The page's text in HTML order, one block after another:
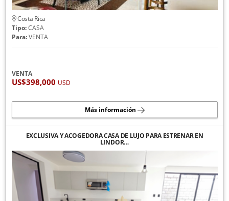
Costa Rica
Tipo:CASA
Para:VENTA
VENTA
US$398,000 USD
Más información
EXCLUSIVA Y ACOGEDORA CASA DE LUJO PARA ESTRENAR EN
LINDOR…